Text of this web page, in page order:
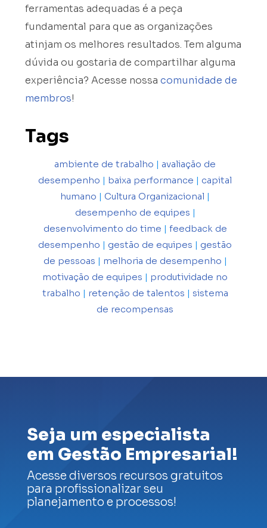
ferramentas adequadas é a peça
fundamental para que as organizações
atinjam os melhores resultados. Tem alguma
dúvida ou gostaria de compartilhar alguma
experiência? Acesse nossacomunidade de
membros!
Tags
ambiente de trabalho | avaliação de
desempenho | baixa performance | capital
humano | Cultura Organizacional |
desempenho de equipes |
desenvolvimento do time | feedback de
desempenho | gestão de equipes | gestão
de pessoas | melhoria de desempenho |
motivação de equipes | produtividade no
trabalho | retenção de talentos | sistema
de recompensas
Seja um especialista
em Gestão Empresarial!
Acesse diversos recursos gratuitos
para profissionalizar seu
planejamento e processos!